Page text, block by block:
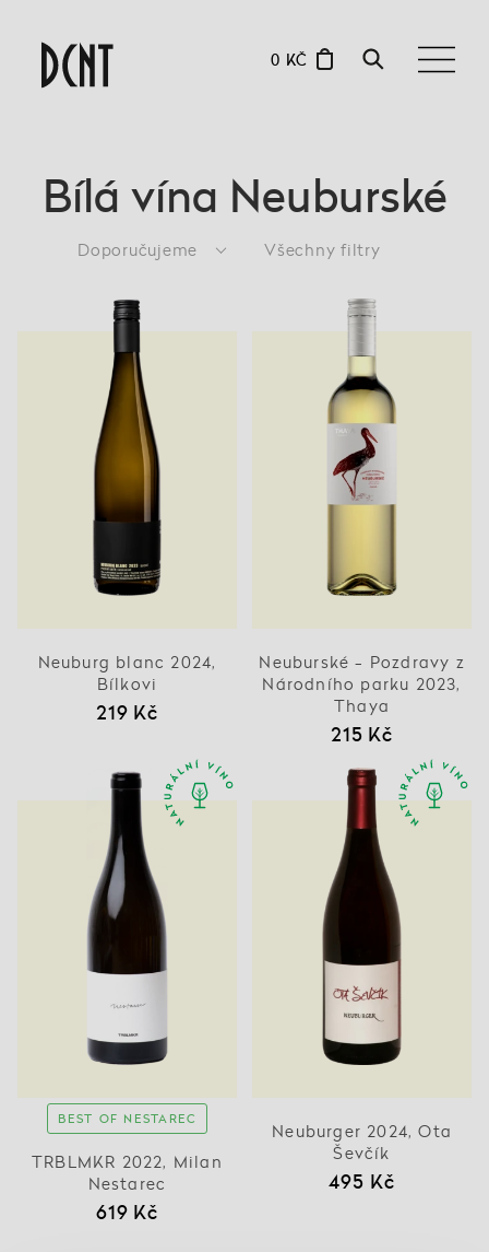
0 KČ
Bílá vína Neuburské
Doporučujeme Všechny filtry
Neuburg blanc 2024,
Bílkovi
219 Kč
Neuburské - Pozdravy z
Národního parku 2023,
Thaya
215 Kč
BEST OF NESTAREC
TRBLMKR 2022, Milan
Nestarec
619 Kč
Neuburger 2024, Ota
Ševčík
495 Kč